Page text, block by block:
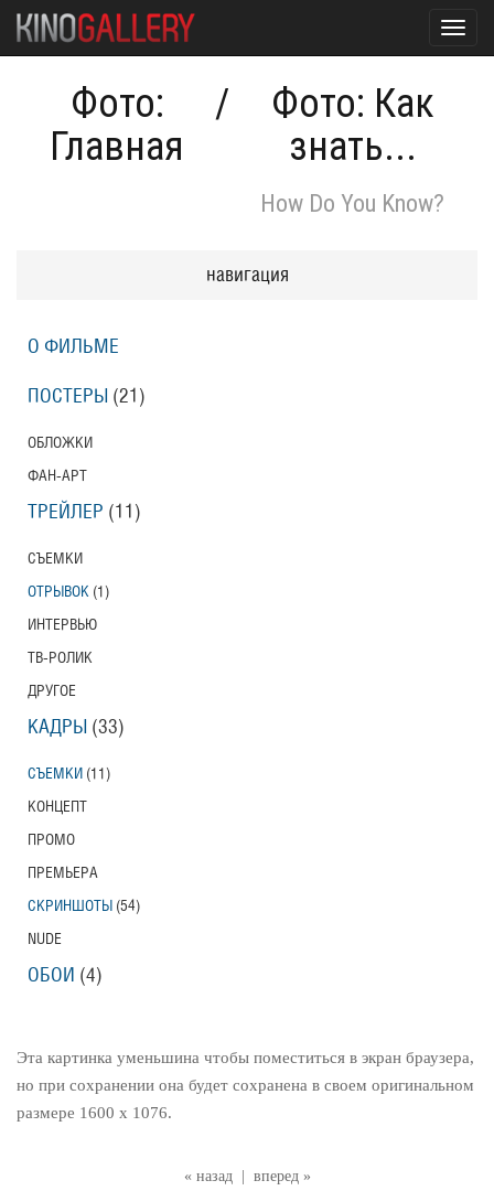
Фото:
Главная
/
Фото: Как
знать...
How Do You Know?
« назад
вперед »
Эта картинка уменьшина чтобы поместиться в экран браузера,
но при сохранении она будет сохранена в своем оригинальном
размере 1600 x 1076.
навигация
О ФИЛЬМЕ
ПОСТЕРЫ (21)
ОБЛОЖКИ
ФАН-АРТ
ТРЕЙЛЕР (11)
СЪЕМКИ
ОТРЫВОК (1)
ИНТЕРВЬЮ
ТВ-РОЛИК
ДРУГОЕ
КАДРЫ (33)
СЪЕМКИ (11)
КОНЦЕПТ
ПРОМО
ПРЕМЬЕРА
СКРИНШОТЫ (54)
NUDE
ОБОИ (4)